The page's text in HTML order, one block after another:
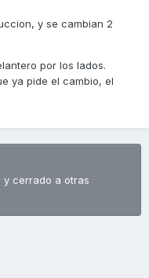
y se cambian 2
por los lados.
ya pide el cambio, el
y cerrado a otras